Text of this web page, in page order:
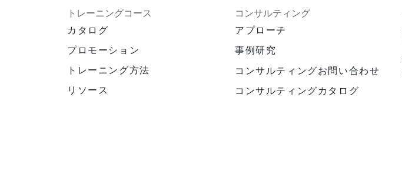
トレーニングコース
カタログ
プロモーション
トレーニング方法
リソース
コンサルティング
アプローチ
事例研究
コンサルティングお問い合わせ
コンサルティングカタログ